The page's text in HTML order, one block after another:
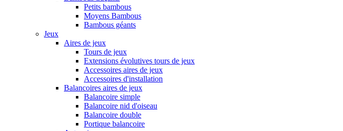
Petits bambous
Moyens Bambous
Bambous géants
Jeux
Aires de jeux
Tours de jeux
Extensions évolutives tours de jeux
Accessoires aires de jeux
Accessoires d'installation
Balancoires aires de jeux
Balancoire simple
Balancoire nid d'oiseau
Balancoire double
Portique balancoire